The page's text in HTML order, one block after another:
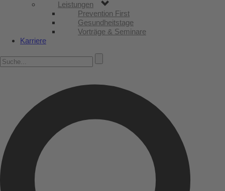
Leistungen
Prevention First
Gesundheitstage
Vorträge & Seminare
Karriere